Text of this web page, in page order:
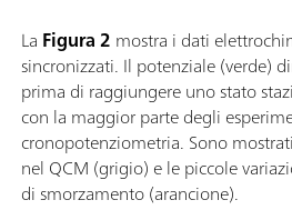
La Figura 2 mostra i dati
sincronizzati. Il potenziale (verde)
prima di raggiungere uno stato
con la maggior parte degli
cronopotenziometria. Sono
nel QCM (grigio) e le piccole
di smorzamento (arancione).